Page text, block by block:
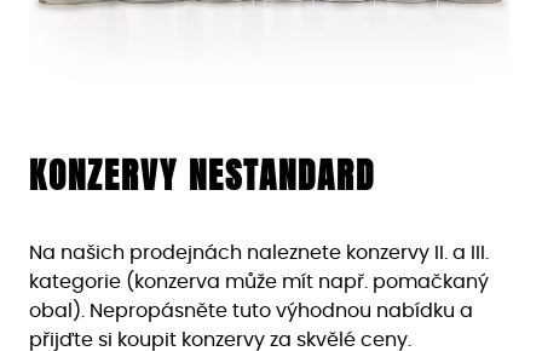
KONZERVY NESTANDARD
Na našich prodejnách naleznete konzervy II. a III.
kategorie (konzerva může mít např. pomačkaný
obal). Nepropásněte tuto výhodnou nabídku a
přijďte si koupit konzervy za skvělé ceny.